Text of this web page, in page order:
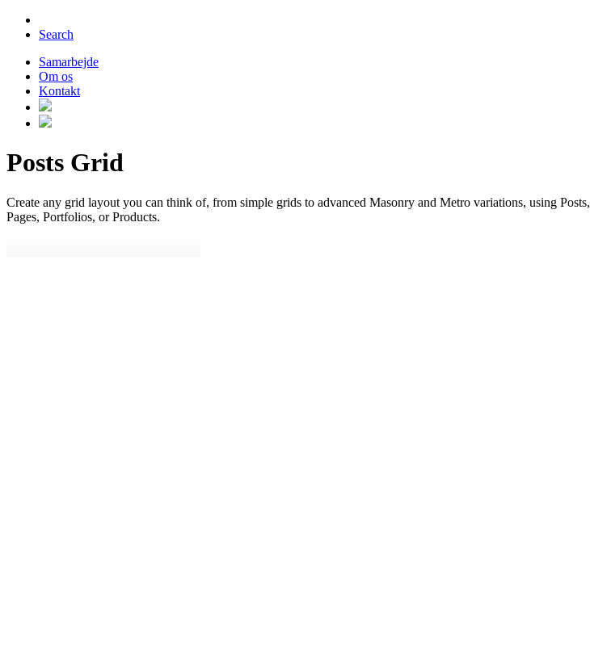
Search
Samarbejde
Om os
Kontakt
Posts Grid
Create any grid layout you can think of, from simple grids to advanced Masonry and Metro variations, using Posts,
Pages, Portfolios, or Products.